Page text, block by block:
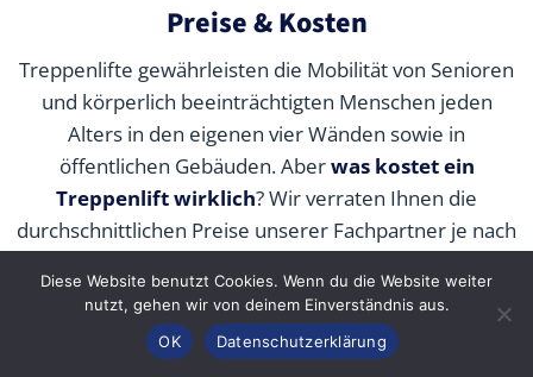
Preise & Kosten
Treppenlifte gewährleisten die Mobilität von Senioren
und körperlich beeinträchtigten Menschen jeden
Alters in den eigenen vier Wänden sowie in
öffentlichen Gebäuden. Aberwas kostet ein
Treppenlift wirklich? Wir verraten Ihnen die
durchschnittlichen Preise unserer Fachpartner je nach
Fördermittel und Alternativen senken können.
Interaktiver Kostenrechner:
Konfigurator
Diese Website benutzt Cookies. Wenn du die Website weiter
nutzt, gehen wir von deinem Einverständnis aus.
OK
Datenschutzerklärung